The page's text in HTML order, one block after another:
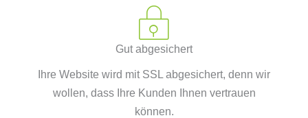
Gut abgesichert
Ihre Website wird mit SSL abgesichert, denn wir
wollen, dass Ihre Kunden Ihnen vertrauen
können.